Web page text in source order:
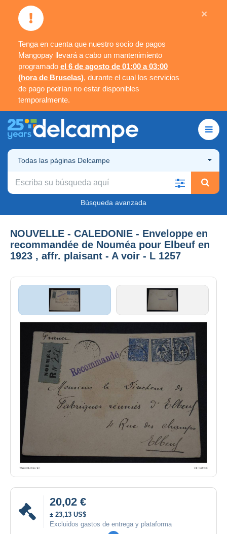
Tenga en cuenta que nuestro socio de pagos
Mangopay llevará a cabo un mantenimiento
programado el 6 de agosto de 01:00 a 03:00
(hora de Bruselas), durante el cual los servicios
de pago podrían no estar disponibles
temporalmente.
×
Todas las páginas Delcampe
Búsqueda avanzada
NOUVELLE - CALEDONIE - Enveloppe en
recommandée de Nouméa pour Elbeuf en
1923 , affr. plaisant - A voir - L 1257
20,02 €
± 23,13 US$
Excluidos gastos de entrega y plataforma